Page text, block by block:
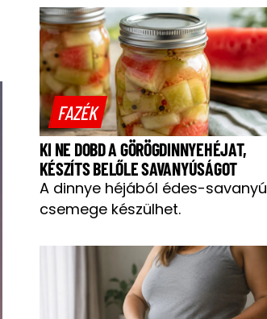
FAZÉK
KI NE DOBD A GÖRÖGDINNYEHÉJAT,
KÉSZÍTS BELŐLE SAVANYÚSÁGOT
A dinnye héjából édes-savanyú
csemege készülhet.